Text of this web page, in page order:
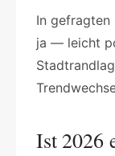
In gefragten
ja — leicht
Ist 2026